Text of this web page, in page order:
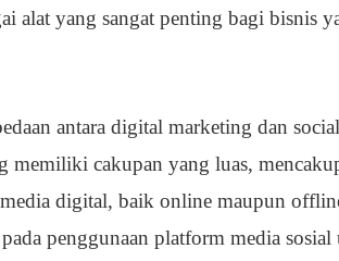
alat yang sangat penting bagi bisnis
antara digital marketing dan
memiliki cakupan yang luas,
digital, baik online maupun
penggunaan platform media